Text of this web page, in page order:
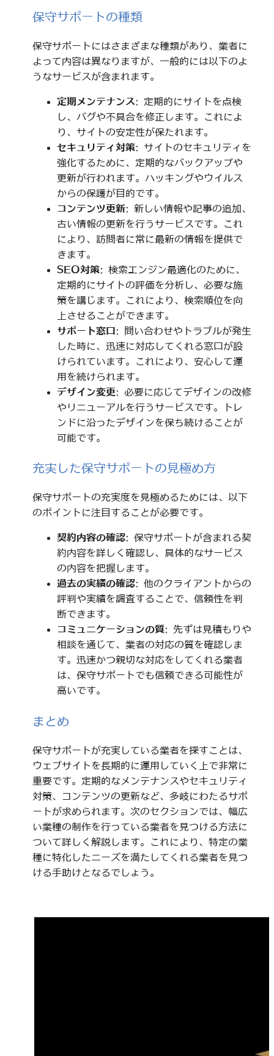
保守サポートの種類
保守サポートにはさまざまな種類があり、業者に
よって内容は異なりますが、一般的には以下のよ
うなサービスが含まれます。
定期メンテナンス: 定期的にサイトを点検
し、バグや不具合を修正します。これによ
り、サイトの安定性が保たれます。
セキュリティ対策: サイトのセキュリティを
強化するために、定期的なバックアップや
更新が行われます。ハッキングやウイルス
からの保護が目的です。
コンテンツ更新: 新しい情報や記事の追加、
古い情報の更新を行うサービスです。これ
により、訪問者に常に最新の情報を提供で
きます。
SEO対策: 検索エンジン最適化のために、
定期的にサイトの評価を分析し、必要な施
策を講じます。これにより、検索順位を向
上させることができます。
サポート窓口 : 問い合わせやトラブルが発生
した時に、迅速に対応してくれる窓口が設
けられています。これにより、安心して運
用を続けられます。
デザイン変更: 必要に応じてデザインの改修
やリニューアルを行うサービスです。トレ
ンドに沿ったデザインを保ち続けることが
可能です。
充実した保守サポートの見極め方
保守サポートの充実度を見極めるためには、以下
のポイントに注目することが必要です。
契約内容の確認: 保守サポートが含まれる契
約内容を詳しく確認し、具体的なサービス
の内容を把握します。
過去の実績の確認: 他のクライアントからの
評判や実績を調査することで、信頼性を判
断できます。
コミュニケーションの質: 先ずは見積もりや
相談を通じて、業者の対応の質を確認しま
す。迅速かつ親切な対応をしてくれる業者
は、保守サポートでも信頼できる可能性が
高いです。
まとめ
保守サポートが充実している業者を探すことは、
ウェブサイトを長期的に運用していく上で非常に
重要です。定期的なメンテナンスやセキュリティ
対策、コンテンツの更新など、多岐にわたるサポ
ートが求められます。次のセクションでは、幅広
い業種の制作を行っている業者を見つける方法に
ついて詳しく解説します。これにより、特定の業
種に特化したニーズを満たしてくれる業者を見つ
ける手助けとなるでしょう。